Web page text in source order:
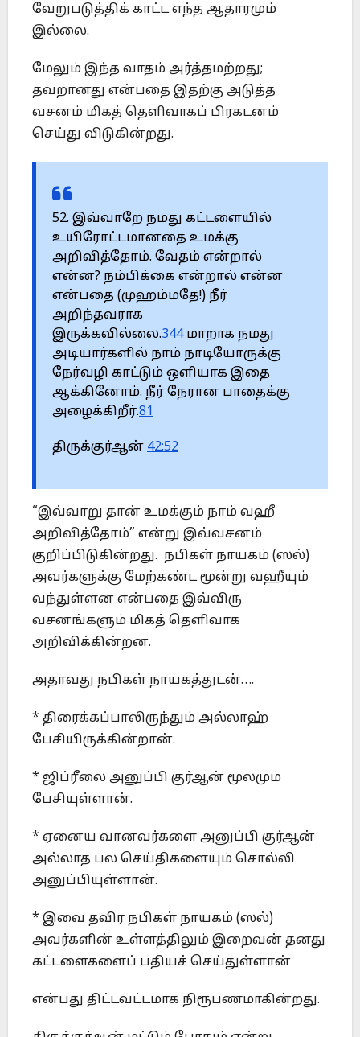
வேறுபடுத்திக் காட்ட எந்த ஆதாரமும்
இல்லை.
மேலும் இந்த வாதம் அர்த்தமற்றது;
தவறானது என்பதை இதற்கு அடுத்த
வசனம் மிகத் தெளிவாகப் பிரகடனம்
செய்து விடுகின்றது.
52. இவ்வாறே நமது கட்டளையில்
உயிரோட்டமானதை உமக்கு
அறிவித்தோம். வேதம் என்றால்
என்ன? நம்பிக்கை என்றால் என்ன
என்பதை (முஹம்மதே!) நீர்
அறிந்தவராக
இருக்கவில்லை.344மாறாக நமது
அடியார்களில் நாம் நாடியோருக்கு
நேர்வழி காட்டும் ஒளியாக இதை
ஆக்கினோம். நீர் நேரான பாதைக்கு
அழைக்கிறீர்.81
திருக்குர்ஆன் 42:52
“இவ்வாறு தான் உமக்கும் நாம் வஹீ
அறிவித்தோம்” என்று இவ்வசனம்
குறிப்பிடுகின்றது. நபிகள் நாயகம் (ஸல்)
அவர்களுக்கு மேற்கண்ட மூன்று வஹீயும்
வந்துள்ளன என்பதை இவ்விரு
வசனங்களும் மிகத் தெளிவாக
அறிவிக்கின்றன.
அதாவது நபிகள் நாயகத்துடன்….
* திரைக்கப்பாலிருந்தும் அல்லாஹ்
பேசியிருக்கின்றான்.
* ஜிப்ரீலை அனுப்பி குர்ஆன் மூலமும்
பேசியுள்ளான்.
* ஏனைய வானவர்களை அனுப்பி குர்ஆன்
அல்லாத பல செய்திகளையும் சொல்லி
அனுப்பியுள்ளான்.
* இவை தவிர நபிகள் நாயகம் (ஸல்)
அவர்களின் உள்ளத்திலும் இறைவன் தனது
கட்டளைகளைப் பதியச் செய்துள்ளான்
என்பது திட்டவட்டமாக நிரூபணமாகின்றது.